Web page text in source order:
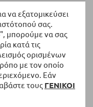
να εξατομικεύσει
σας.
μπορούμε να σας
κατά τις
ορισμένων
με τον οποίο
Εάν
τους ΓΕΝΙΚΟΙ